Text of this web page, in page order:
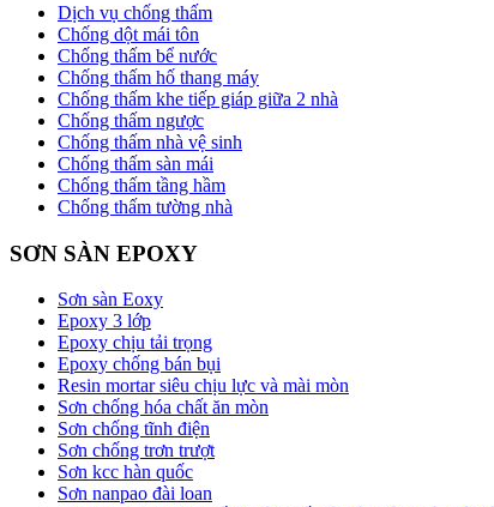
Dịch vụ chống thấm
Chống dột mái tôn
Chống thấm bể nước
Chống thấm hố thang máy
Chống thấm khe tiếp giáp giữa 2 nhà
Chống thấm ngược
Chống thấm nhà vệ sinh
Chống thấm sàn mái
Chống thấm tầng hầm
Chống thấm tường nhà
SƠN SÀN EPOXY
Sơn sàn Eoxy
Epoxy 3 lớp
Epoxy chịu tải trọng
Epoxy chống bán bụi
Resin mortar siêu chịu lực và mài mòn
Sơn chống hóa chất ăn mòn
Sơn chống tĩnh điện
Sơn chống trơn trượt
Sơn kcc hàn quốc
Sơn nanpao đài loan